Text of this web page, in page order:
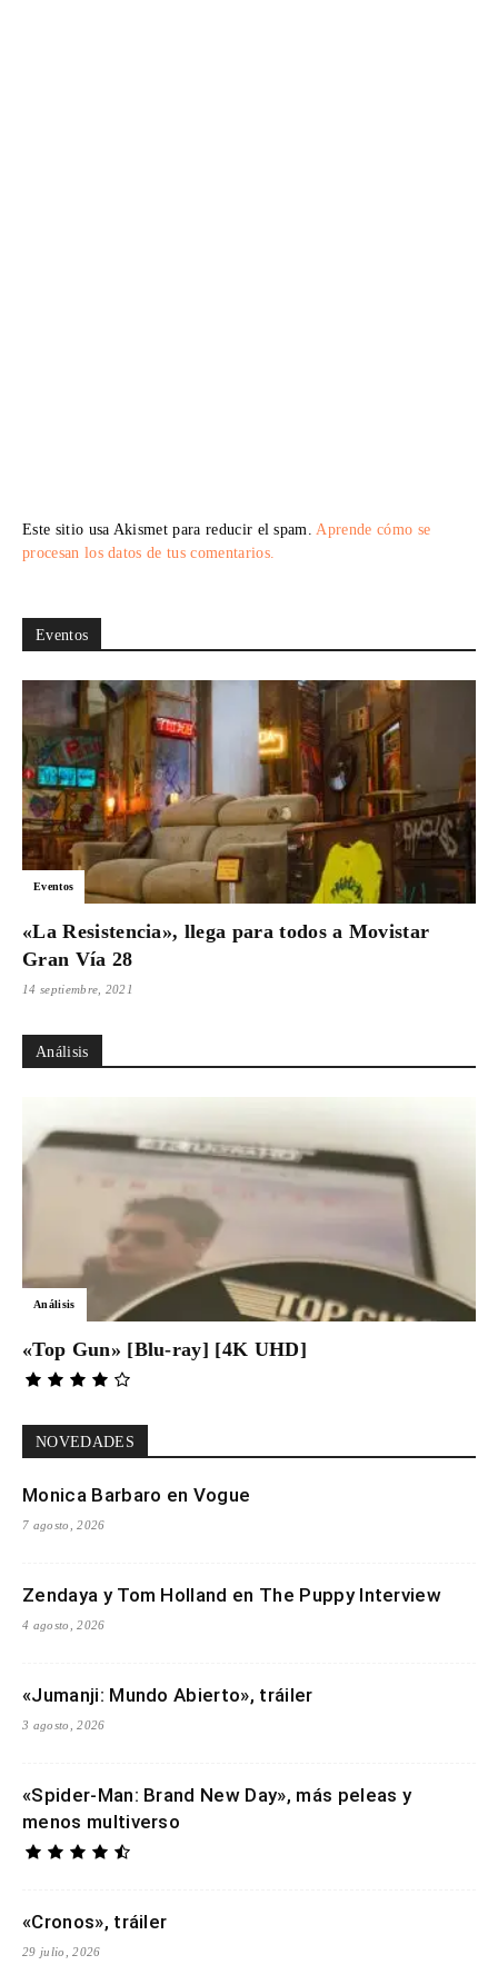
Este sitio usa Akismet para reducir el spam. Aprende cómo se
procesan los datos de tus comentarios.
Eventos
Eventos
«La Resistencia», llega para todos a Movistar
Gran Vía 28
14 septiembre, 2021
Análisis
Análisis
«Top Gun» [Blu-ray] [4K UHD]
NOVEDADES
Monica Barbaro en Vogue
7 agosto, 2026
Zendaya y Tom Holland en The Puppy Interview
4 agosto, 2026
«Jumanji: Mundo Abierto», tráiler
3 agosto, 2026
«Spider-Man: Brand New Day», más peleas y
menos multiverso
«Cronos», tráiler
29 julio, 2026